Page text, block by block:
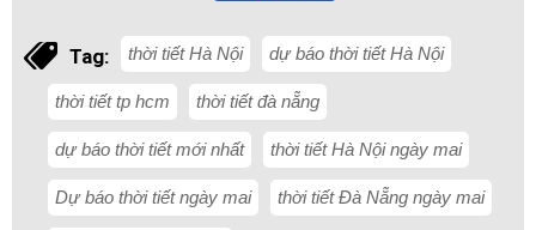
Tag: thời tiết Hà Nội dự báo thời tiết Hà Nội
thời tiết tp hcm thời tiết đà nẵng
dự báo thời tiết mới nhất thời tiết Hà Nội ngày mai
Dự báo thời tiết ngày mai thời tiết Đà Nẵng ngày mai